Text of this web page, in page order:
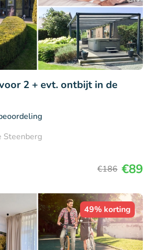
2 + evt. ontbijt in de
Steenberg
€186 €89
49% korting